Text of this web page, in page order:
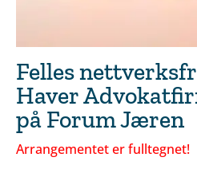
Felles
Haver
på Forum Jæren
Arrangementet er fulltegnet!